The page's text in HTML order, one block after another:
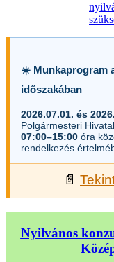
☀️ Munkaprogram
időszakában
2026.07.01. és
Polgármesteri
07:00–15:00 óra
rendelkezés
📄
Nyilvános